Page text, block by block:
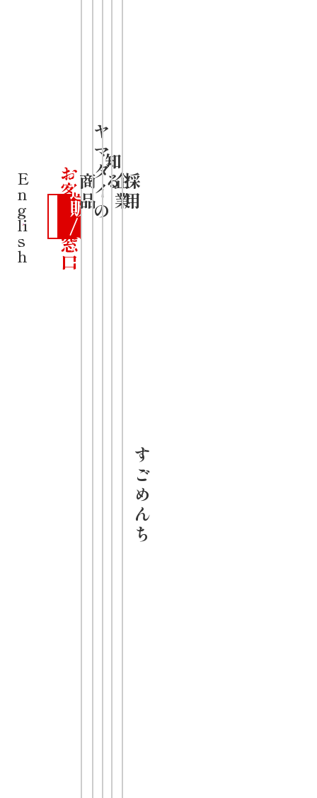
E
n
g
li
s
h
お
客
さ
ま
窓
口
式
通
販
/
カ
ー
ト
商
品
ヤ
マ
ダ
イ
の
知
る企
業
採
用
す
ご
め
ん
ち